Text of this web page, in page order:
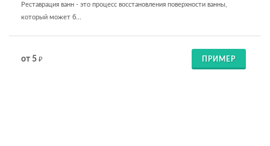
Реставрация ванн - это процесс восстановления поверхности ванны,
который может б...
от 5 ₽ ПРИМЕР